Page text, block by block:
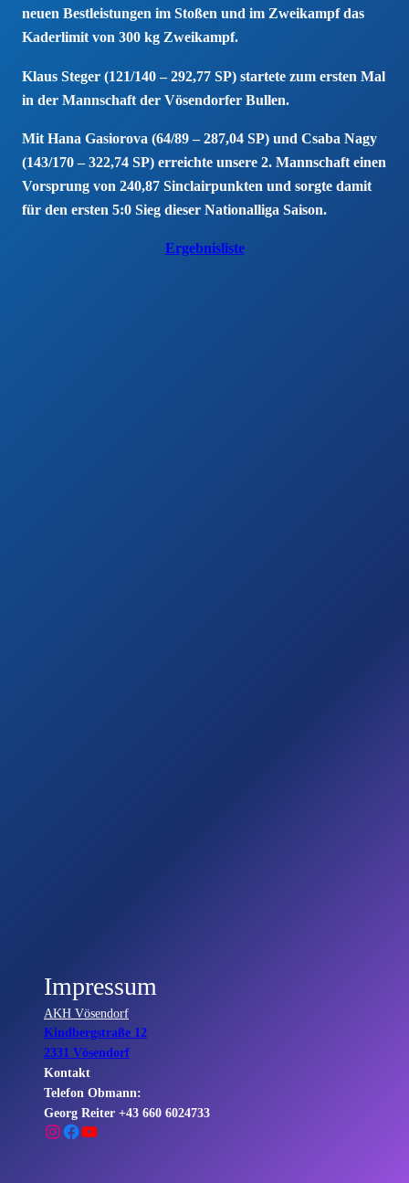
neuen Bestleistungen im Stoßen und im Zweikampf das
Kaderlimit von 300 kg Zweikampf.
Klaus Steger (121/140 – 292,77 SP) startete zum ersten Mal
in der Mannschaft der Vösendorfer Bullen.
Mit Hana Gasiorova (64/89 – 287,04 SP) und Csaba Nagy
(143/170 – 322,74 SP) erreichte unsere 2. Mannschaft einen
Vorsprung von 240,87 Sinclairpunkten und sorgte damit
für den ersten 5:0 Sieg dieser Nationalliga Saison.
Ergebnisliste
Impressum
AKH Vösendorf
Kindbergstraße 12
2331 Vösendorf
Kontakt
Telefon Obmann:
Georg Reiter +43 660 6024733
Instagram
Facebook
YouTube